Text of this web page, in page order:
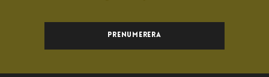
Prenumerera